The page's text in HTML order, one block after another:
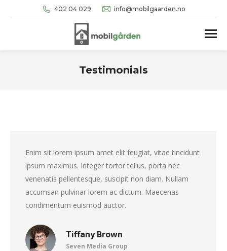
402 04 029 info@mobilgaarden.no
Testimonials
Tiffany Brown
Seven Media Group
Enim sit lorem ipsum amet elit feugiat, vitae tincidunt
ipsum maximus. Integer tortor tellus, porta nec
venenatis pellentesque, suscipit non diam. Nullam
accumsan pulvinar lorem ac dictum. Maecenas
condimentum euismod auctor.